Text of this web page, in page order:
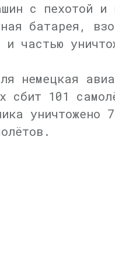
с пехотой и
батарея,
и частью
немецкая
сбит 101
уничтожено